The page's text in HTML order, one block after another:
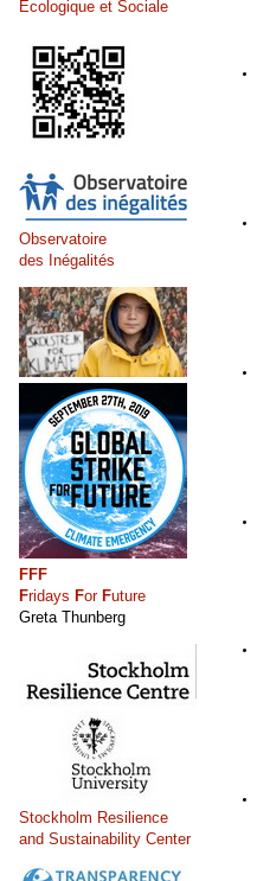
Écologique et Sociale
Observatoire
des Inégalités
FFF
Fridays For Future
Greta Thunberg
Stockholm Resilience
and Sustainability Center